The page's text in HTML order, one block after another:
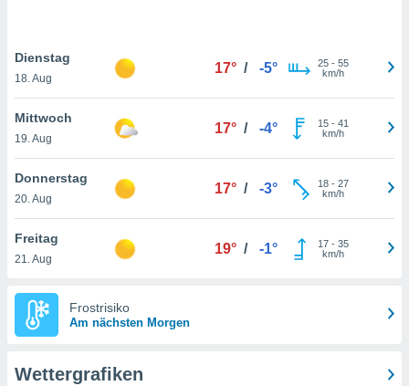
können
von
und
klicken.
und
Dienstag
18. Aug
17° / -5° 25- 55
km/h
Mittwoch
19. Aug
17° / -4° 15- 41
km/h
Donnerstag
20. Aug
17° / -3° 18- 27
km/h
Freitag
21. Aug
19° / -1° 17- 35
km/h
Frostrisiko
Am nächsten Morgen
Wettergrafiken